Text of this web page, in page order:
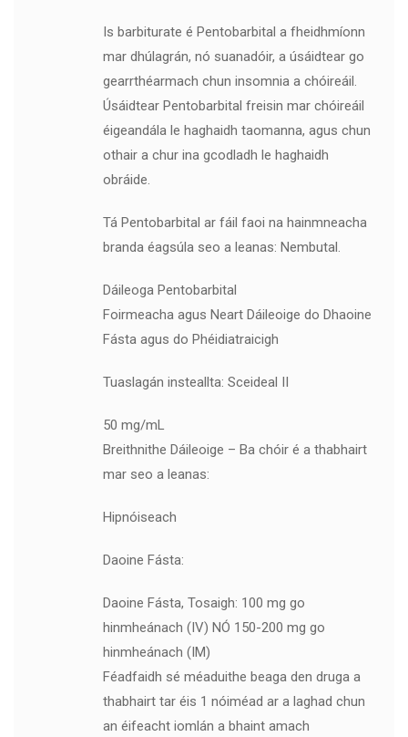
Is barbiturate é Pentobarbital a fheidhmíonn
mar dhúlagrán, nó suanadóir, a úsáidtear go
gearrthéarmach chun insomnia a chóireáil.
Úsáidtear Pentobarbital freisin mar chóireáil
éigeandála le haghaidh taomanna, agus chun
othair a chur ina gcodladh le haghaidh
obráide.
Tá Pentobarbital ar fáil faoi na hainmneacha
branda éagsúla seo a leanas: Nembutal.
Dáileoga Pentobarbital
Foirmeacha agus Neart Dáileoige do Dhaoine
Fásta agus do Phéidiatraicigh
Tuaslagán insteallta: Sceideal II
50 mg/mL
Breithnithe Dáileoige – Ba chóir é a thabhairt
mar seo a leanas:
Hipnóiseach
Daoine Fásta:
Daoine Fásta, Tosaigh: 100 mg go
hinmheánach (IV) NÓ 150-200 mg go
hinmheánach (IM)
Féadfaidh sé méaduithe beaga den druga a
thabhairt tar éis 1 nóiméad ar a laghad chun
an éifeacht iomlán a bhaint amach